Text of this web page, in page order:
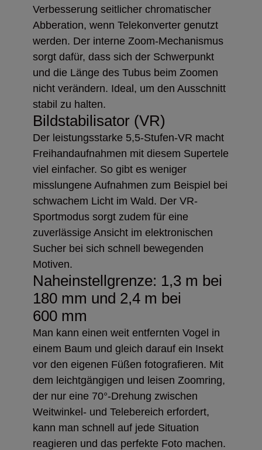
Verbesserung seitlicher chromatischer
Abberation, wenn Telekonverter genutzt
werden. Der interne Zoom-Mechanismus
sorgt dafür, dass sich der Schwerpunkt
und die Länge des Tubus beim Zoomen
nicht verändern. Ideal, um den Ausschnitt
stabil zu halten.
Bildstabilisator (VR)
Der leistungsstarke 5,5-Stufen-VR macht
Freihandaufnahmen mit diesem Supertele
viel einfacher. So gibt es weniger
misslungene Aufnahmen zum Beispiel bei
schwachem Licht im Wald. Der VR-
Sportmodus sorgt zudem für eine
zuverlässige Ansicht im elektronischen
Sucher bei sich schnell bewegenden
Motiven.
Naheinstellgrenze: 1,3 m bei
180 mm und 2,4 m bei
600 mm
Man kann einen weit entfernten Vogel in
einem Baum und gleich darauf ein Insekt
vor den eigenen Füßen fotografieren. Mit
dem leichtgängigen und leisen Zoomring,
der nur eine 70°-Drehung zwischen
Weitwinkel- und Telebereich erfordert,
kann man schnell auf jede Situation
reagieren und das perfekte Foto machen.